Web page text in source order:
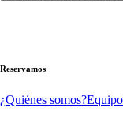
Reservamos
¿Quiénes somos?Equipo